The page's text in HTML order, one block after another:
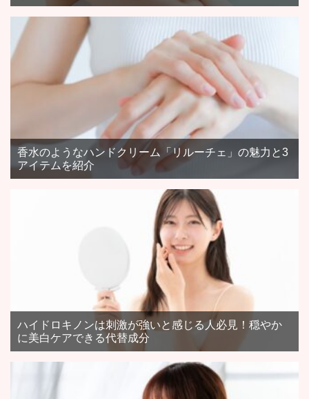
香水のようなハンドクリーム「リルーチェ」の魅力と3
アイテムを紹介
ハイドロキノンは刺激が強いと感じる人必見！穏やか
に美白ケアできる代替成分